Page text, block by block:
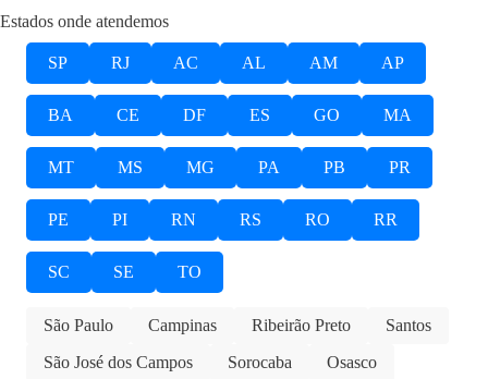
Estados onde atendemos
SP RJ AC AL AM AP
BA CE DF ES GO MA
MT MS MG PA PB PR
PE PI RN RS RO RR
SC SE TO
São Paulo Campinas Ribeirão Preto
Santos
São José dos Campos
Sorocaba
Osasco